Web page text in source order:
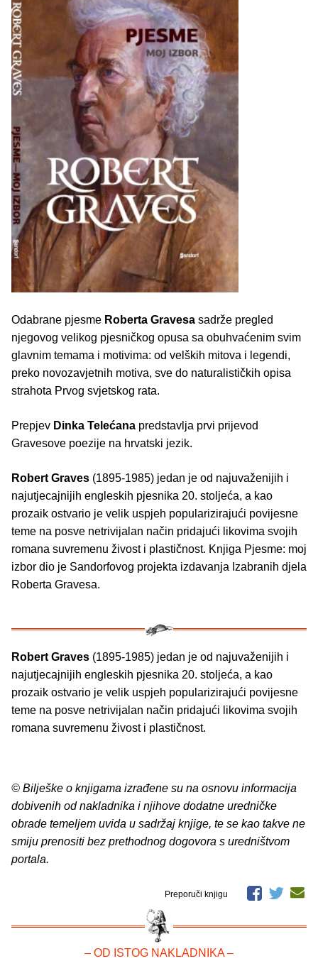
Odabrane pjesme Roberta Gravesa sadrže pregled
njegovog velikog pjesničkog opusa sa obuhvaćenim svim
glavnim temama i motivima: od velških mitova i legendi,
preko novozavjetnih motiva, sve do naturalističkih opisa
strahota Prvog svjetskog rata.
Prepjev Dinka Telećana predstavlja prvi prijevod
Gravesove poezije na hrvatski jezik.
Robert Graves (1895-1985) jedan je od najuvaženijih i
najutjecajnijih engleskih pjesnika 20. stoljeća, a kao
prozaik ostvario je velik uspjeh popularizirajući povijesne
teme na posve netrivijalan način pridajući likovima svojih
romana suvremenu živost i plastičnost. Knjiga Pjesme: moj
izbor dio je Sandorfovog projekta izdavanja Izabranih djela
Roberta Gravesa.
Robert Graves (1895-1985) jedan je od najuvaženijih i
najutjecajnijih engleskih pjesnika 20. stoljeća, a kao
prozaik ostvario je velik uspjeh popularizirajući povijesne
teme na posve netrivijalan način pridajući likovima svojih
romana suvremenu živost i plastičnost.
© Bilješke o knjigama izrađene su na osnovu informacija
dobivenih od nakladnika i njihove dodatne uredničke
obrade temeljem uvida u sadržaj knjige, te se kao takve ne
smiju prenositi bez prethodnog dogovora s uredništvom
portala.
Preporuči knjigu
– OD ISTOG NAKLADNIKA –